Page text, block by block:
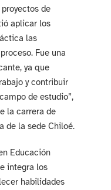
de
aplicar los
las
Fue una
ya que
y contribuir
de estudio”,
la carrera de
de la sede Chiloé.
Educación
integra los
habilidades